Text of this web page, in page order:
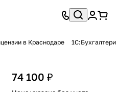
в Краснодаре
74 100 ₽